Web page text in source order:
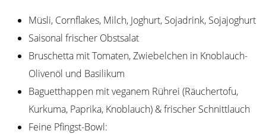
Müsli, Cornflakes, Milch, Joghurt, Sojadrink, Sojajoghurt
Saisonal frischer Obstsalat
Bruschetta mit Tomaten, Zwiebelchen in Knoblauch-
Olivenöl und Basilikum
Baguetthappen mit veganem Rührei (Räuchertofu,
Kurkuma, Paprika, Knoblauch) & frischer Schnittlauch
Feine Pfingst-Bowl: